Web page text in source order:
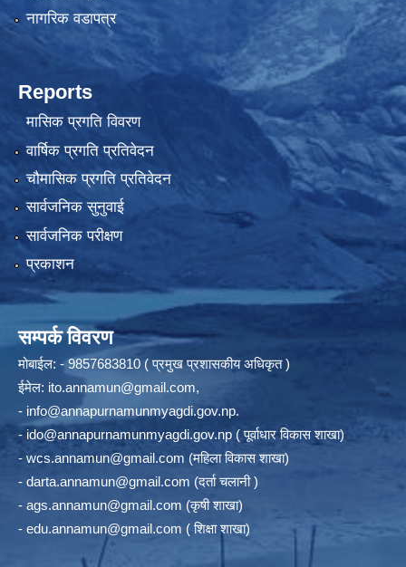
नागरिक वडापत्र
Reports
मासिक प्रगति विवरण
वार्षिक प्रगति प्रतिवेदन
चौमासिक प्रगति प्रतिवेदन
सार्वजनिक सुनुवाई
सार्वजनिक परीक्षण
प्रकाशन
सम्पर्क विवरण
मोबाईल: - 9857683810 ( प्रमुख प्रशासकीय अधिकृत )
ईमेल: ito.annamun@gmail.com,
- info@annapurnamunmyagdi.gov.np.
- ido@annapurnamunmyagdi.gov.np ( पूर्वाधार विकास शाखा)
- wcs.annamun@gmail.com (महिला विकास शाखा)
- darta.annamun@gmail.com (दर्ता चलानी )
- ags.annamun@gmail.com (कृषी शाखा)
- edu.annamun@gmail.com ( शिक्षा शाखा)